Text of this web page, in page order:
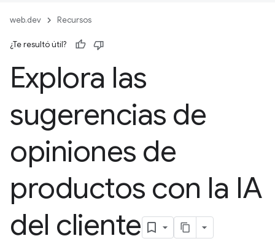
web.dev Recursos
¿Te resultó útil?
Explora las
sugerencias de
opiniones de
productos con la IA
del cliente